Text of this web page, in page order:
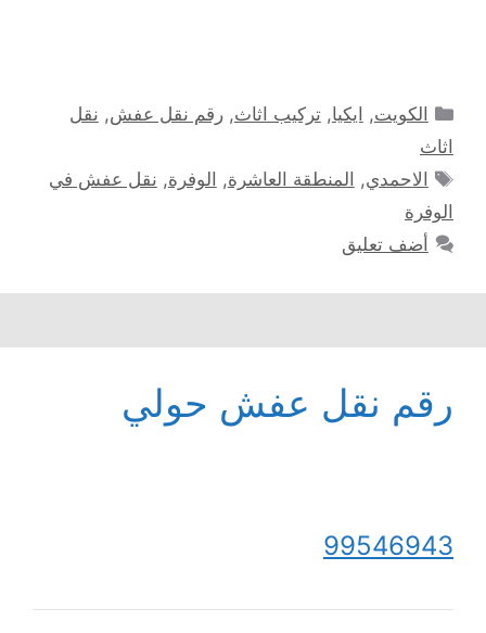
التصنيفات
الكويت, ايكيا,تركيب اثاث,رقم نقل عفش, نقل
اثاث
الوسوم
الاحمدي, المنطقة العاشرة, الوفرة, نقل عفش في
الوفرة
أضف تعليق
رقم نقل عفش حولي
99546943